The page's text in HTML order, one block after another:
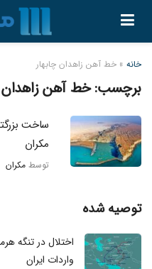
خانه » خط آهن زاهدان چابهار
برچسب:خط آهن زاهدان
ساخت
مکران
توسط مکران
توصیه شده
اختلال در تنگه
واردات ایران